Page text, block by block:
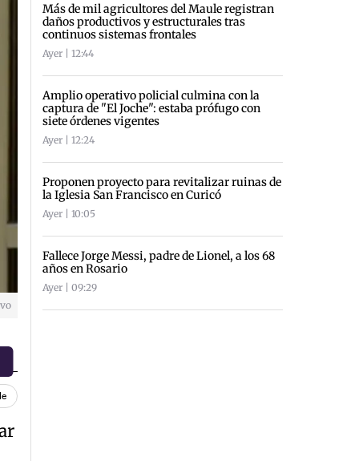
Más de mil agricultores del Maule registran
daños productivos y estructurales tras
continuos sistemas frontales
Ayer | 12:44
Amplio operativo policial culmina con la
captura de "El Joche": estaba prófugo con
siete órdenes vigentes
Ayer | 12:24
Proponen proyecto para revitalizar ruinas de
la Iglesia San Francisco en Curicó
Ayer | 10:05
Fallece Jorge Messi, padre de Lionel, a los 68
años en Rosario
Ayer | 09:29